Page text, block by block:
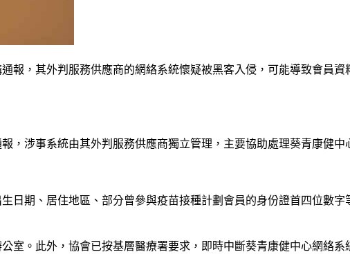
報，其外判服務供應商的網絡系統懷疑被黑客入侵，可能導致會員
，涉事系統由其外判服務供應商獨立管理，主要協助處理葵青康健中
日期、居住地區、部分曾參與疫苗接種計劃會員的身份證首四位數
室。此外，協會已按基層醫療署要求，即時中斷葵青康健中心網絡